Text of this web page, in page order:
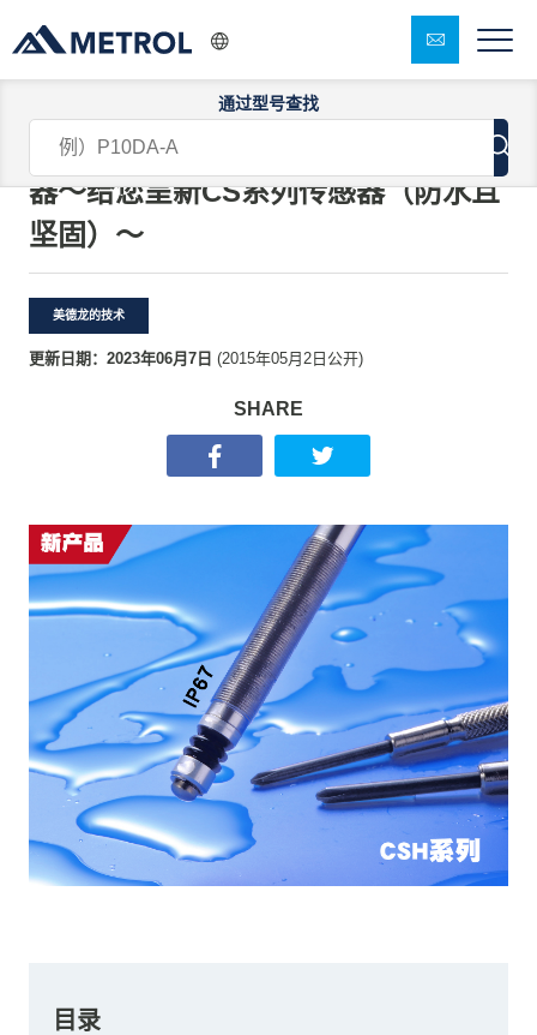
通过型号查找
【日本技术的挑战】CS-接触式传感
器〜给您呈新CS系列传感器（防水且
坚固）〜
美德龙的技术
更新日期： 2023年06月7日 (2015年05月2日 公开)
SHARE
目录